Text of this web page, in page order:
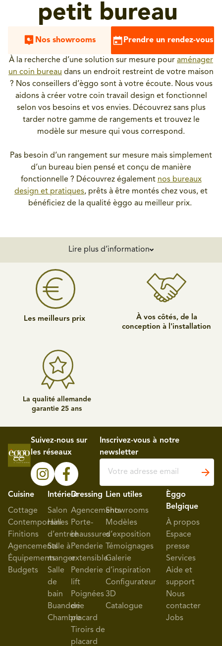
petit bureau
Nos showrooms Prendre un rendez-vous
À la recherche d’une solution sur mesure pour aménager
un coin bureau dans un endroit restreint de votre maison
? Nos conseillers d’èggo sont à votre écoute. Nous vous
aidons à créer votre coin travail design et fonctionnel
selon vos besoins et vos envies. Découvrez sans plus
tarder notre gamme de rangements et trouvez le
modèle sur mesure qui vous correspond.
Pas besoin d’un rangement sur mesure mais simplement
d’un bureau bien pensé et conçu de manière
fonctionnelle ? Découvrez également nos bureaux
design et pratiques, prêts à être montés chez vous, et
bénéficiez de la qualité èggo au meilleur prix.
Lire plus d’information
Les meilleurs prix
À vos côtés, de la
conception à l'installation
La qualité allemande
garantie 25 ans
Suivez-nous sur
les réseaux
Inscrivez-vous à notre
newsletter
Cuisine
Cottage
Contemporaines
Finitions
Agencements
Équipements
Budgets
Intérieur
Salon
Hall
d’entrée
Salle à
manger
Salle
de
bain
Buanderie
Chambre
Dressing
Agencements
Porte-
chaussures
Penderie
extensible
Penderie
lift
Poignées
de
placard
Tiroirs de
placard
Lien utiles
Showrooms
Modèles
d’exposition
Témoignages
Galerie
d’inspiration
Configurateur
3D
Catalogue
Èggo
Belgique
À propos
Espace
presse
Services
Aide et
support
Nous
contacter
Jobs